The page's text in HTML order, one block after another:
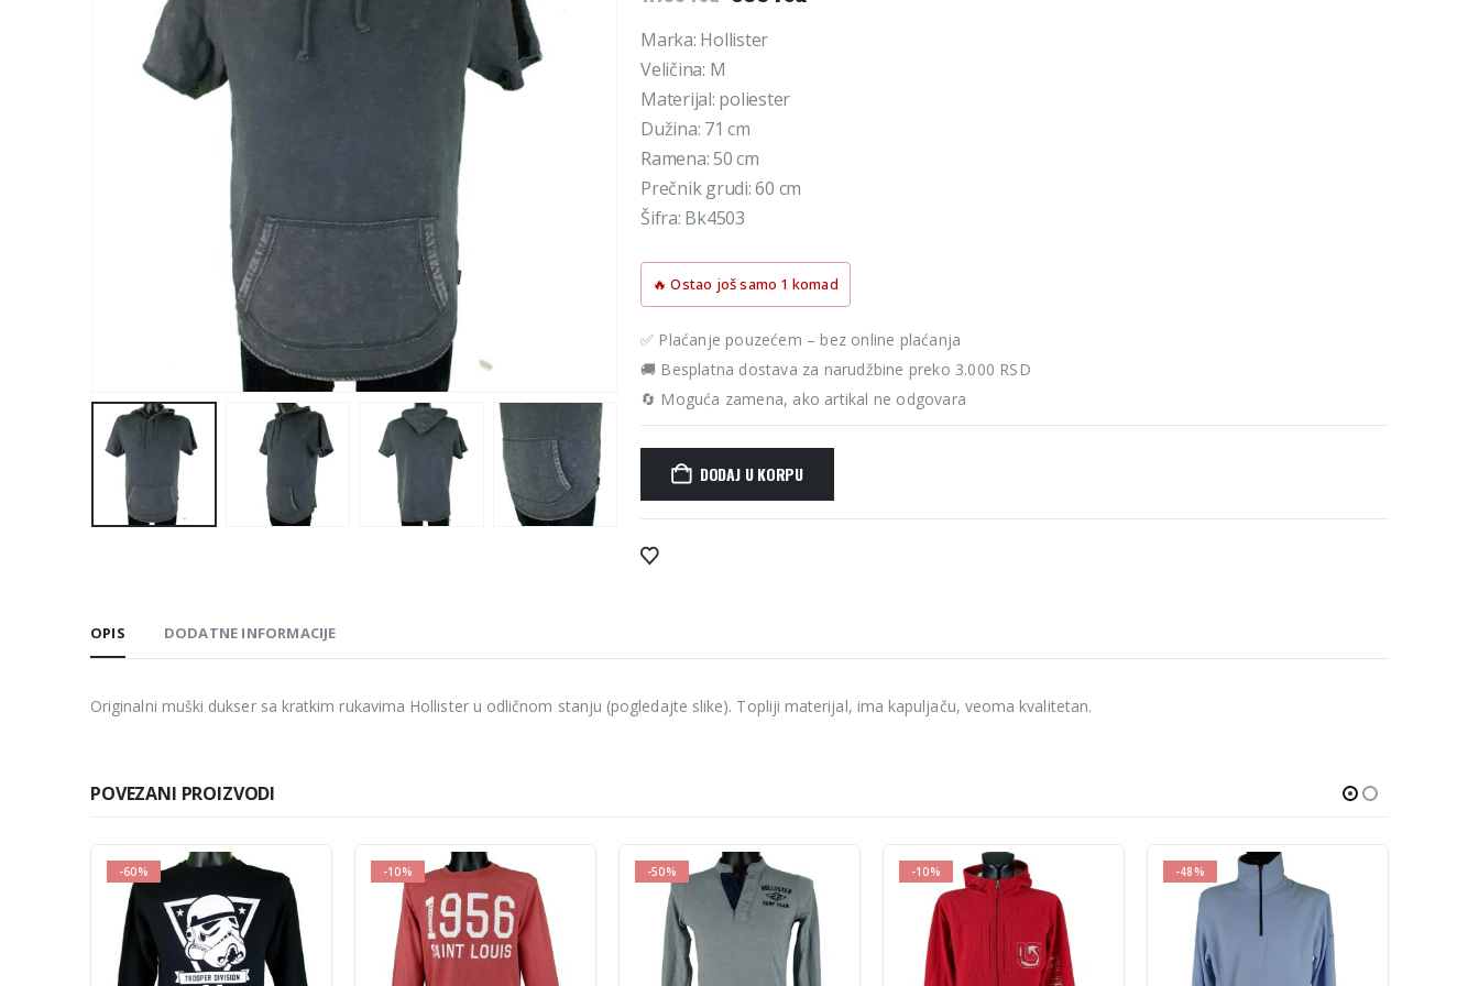
cena
je
1.190 rsd.
cena
Marka: Hollister
Veličina: M
Materijal: poliester
Dužina: 71 cm
Ramena: 50 cm
Prečnik grudi: 60 cm
Šifra: Bk4503
🔥 Ostao još samo 1 komad
✅ Plaćanje pouzećem – bez online plaćanja
🚚 Besplatna dostava za narudžbine preko 3.000 RSD
🔄 Moguća zamena, ako artikal ne odgovara
DODAJ U KORPU
Alternative:
OPIS DODATNE INFORMACIJE
Originalni muški dukser sa kratkim rukavima Hollister u odličnom stanju (pogledajte slike). Topliji materijal, ima kapuljaču, veoma kvalitetan.
POVEZANI PROIZVODI
-10% -50% -10% -48%